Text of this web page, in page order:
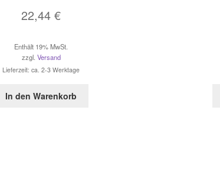
22,44€
Enthält 19% MwSt.
zzgl. Versand
Lieferzeit: ca. 2-3 Werktage
In den Warenkorb